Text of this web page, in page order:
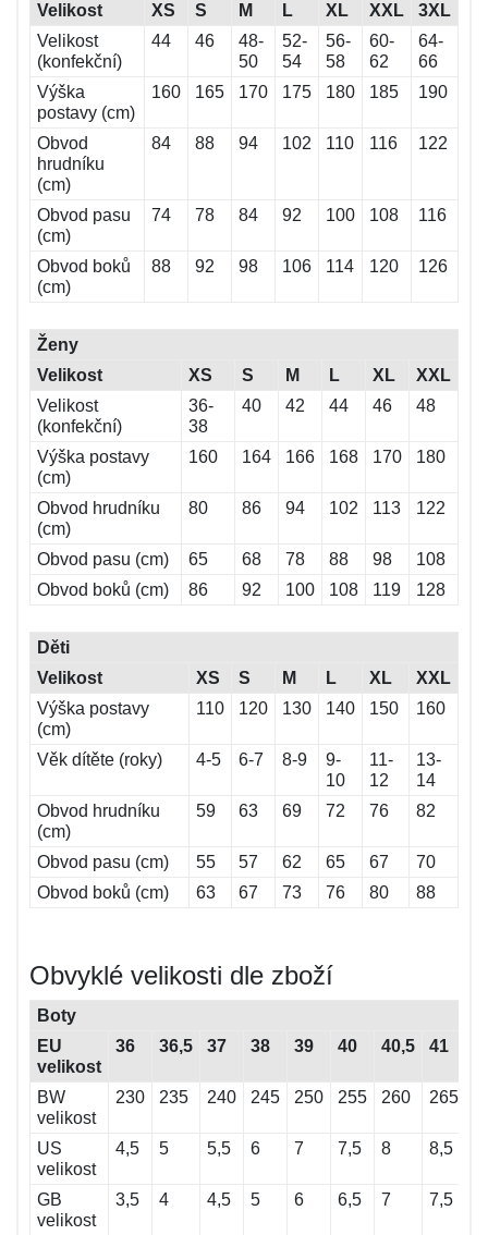
Velikost
XS S M L XL XXL
3XL
Velikost
(konfekční)
44 46
48-
50
52-
54
56-
58
60-
62
64-
66
Výška
postavy (cm)
160 165 170 175 180 185 190
Obvod
hrudníku
(cm)
84 88 94 102 110 116 122
Obvod pasu
(cm)
74 78 84 92 100 108 116
Obvod boků
(cm)
88 92 98 106 114 120 126
Ženy
Velikost
XS S M L XL
XXL
Velikost
(konfekční)
36-
38
40 42 44 46 48
Výška postavy
(cm)
160 164 166 168 170 180
Obvod hrudníku
(cm)
80 86 94 102 113 122
Obvod pasu (cm) 65 68 78 88 98
108
Obvod boků (cm)
86 92 100 108 119 128
Děti
Velikost
XS S M L XL
XXL
Výška postavy
(cm)
110 120 130 140 150 160
Věk dítěte (roky) 4-5 6-7 8-9
9-
10
11-
12
13-
14
Obvod hrudníku
(cm)
59 63 69 72 76 82
Obvod pasu (cm) 55 57 62 65 67
70
Obvod boků (cm)
63 67 73 76 80 88
Obvyklé velikosti dle zboží
Boty
EU
velikost
36 36,5 37 38 39 40 40,5 41
BW
velikost
230 235 240 245 250 255 260 265
US
velikost
4,5 5 5,5 6 7 7,5 8 8,5
GB
velikost
3,5 4 4,5 5 6 6,5 7 7,5